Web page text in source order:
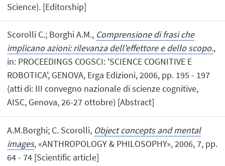
Science). [Editorship]
Scorolli C.; Borghi A.M., Comprensione di frasi che
implicano azioni: rilevanza dell'effettore e dello scopo.,
in: PROCEEDINGS COGSCI: 'SCIENCE COGNITIVE E
ROBOTICA', GENOVA, Erga Edizioni, 2006, pp. 195 - 197
(atti di: III convegno nazionale di scienze cognitive,
AISC, Genova, 26-27 ottobre) [Abstract]
A.M.Borghi; C. Scorolli, Object concepts and mental
images, «ANTHROPOLOGY & PHILOSOPHY», 2006, 7, pp.
64 - 74 [Scientific article]